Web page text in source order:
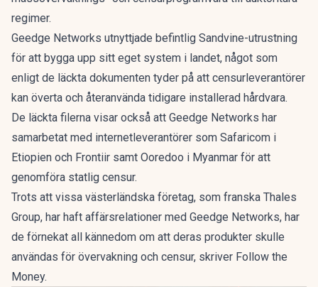
regimer.
Geedge Networks utnyttjade befintlig Sandvine-utrustning
för att bygga upp sitt eget system i landet, något som
enligt de läckta dokumenten tyder på att censurleverantörer
kan överta och återanvända tidigare installerad hårdvara.
De läckta filerna visar också att Geedge Networks har
samarbetat med internetleverantörer som Safaricom i
Etiopien och Frontiir samt Ooredoo i Myanmar för att
genomföra statlig censur.
Trots att vissa västerländska företag, som franska Thales
Group, har haft affärsrelationer med Geedge Networks, har
de förnekat all kännedom om att deras produkter skulle
användas för övervakning och censur, skriver Follow the
Money.